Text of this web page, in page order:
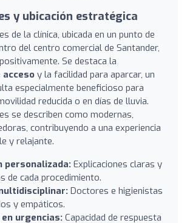
y ubicación estratégica
de la clínica, ubicada en un punto de
del centro comercial de Santander,
Se destaca la
acceso y la facilidad para aparcar, un
especialmente beneficioso para
reducida o en días de lluvia.
se describen como modernas,
contribuyendo a una experiencia
y relajante.
personalizada: Explicaciones claras y
de cada procedimiento.
Doctores e higienistas
y empáticos.
urgencias: Capacidad de respuesta